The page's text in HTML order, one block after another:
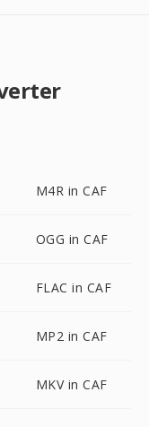
M4R in CAF
OGG in CAF
FLAC in CAF
MP2 in CAF
MKV in CAF